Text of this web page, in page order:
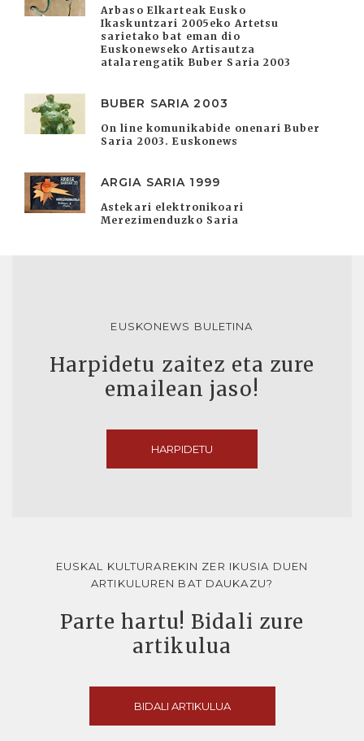
Arbaso Elkarteak Eusko
Ikaskuntzari 2005eko Artetsu
sarietako bat eman dio
Euskonewseko Artisautza
atalarengatik Buber Saria 2003
BUBER SARIA 2003
On line komunikabide onenari Buber
Saria 2003. Euskonews
ARGIA SARIA 1999
Astekari elektronikoari
Merezimenduzko Saria
EUSKONEWS BULETINA
Harpidetu zaitez eta zure
emailean jaso!
HARPIDETU
EUSKAL KULTURAREKIN ZER IKUSIA DUEN
ARTIKULUREN BAT DAUKAZU?
Parte hartu! Bidali zure
artikulua
BIDALI ARTIKULUA